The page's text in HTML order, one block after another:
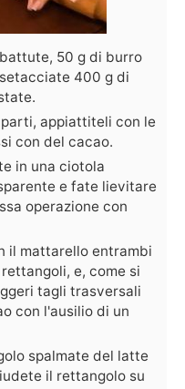
50 g di burro
400 g di
appiattiteli con le
con del cacao.
in una ciotola
e fate lievitare
operazione con
il mattarello entrambi
e, come si
tagli trasversali
con l'ausilio di un
spalmate del latte
il rettangolo su